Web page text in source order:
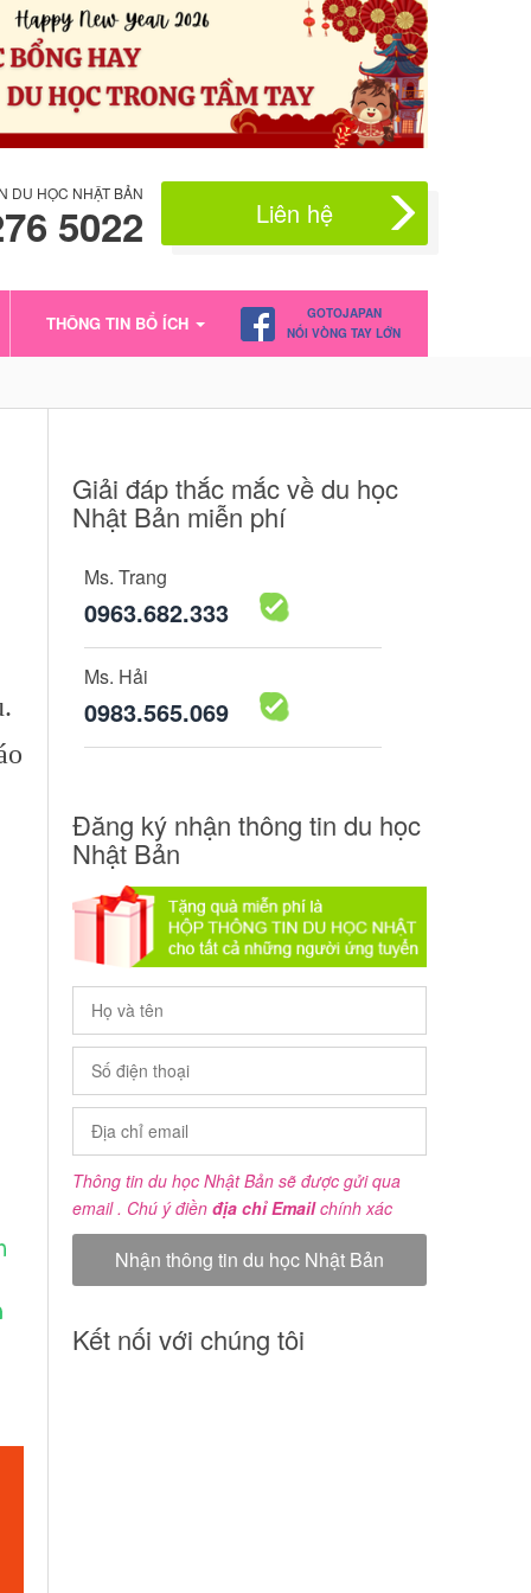
DU HỌC NHẬT BẢN
5022 Liên hệ
THÔNG TIN BỔ ÍCH
GOTOJAPAN
NỐI VÒNG TAY LỚN
Giải đáp thắc mắc về du học
Nhật Bản miễn phí
Ms. Trang
0963.682.333
Ms. Hải
0983.565.069
Đăng ký nhận thông tin du học
Nhật Bản
Thông tin du học Nhật Bản sẽ được gửi qua
email . Chú ý điền địa chỉ Emailchính xác
Kết nối với chúng tôi